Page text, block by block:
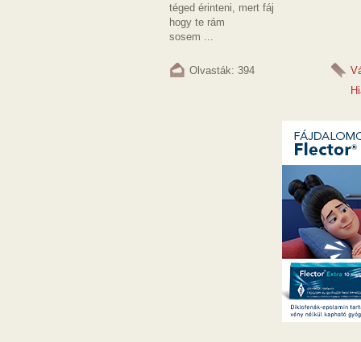
téged érinteni, mert fáj
hogy te rám
sosem ...
Olvasták: 394